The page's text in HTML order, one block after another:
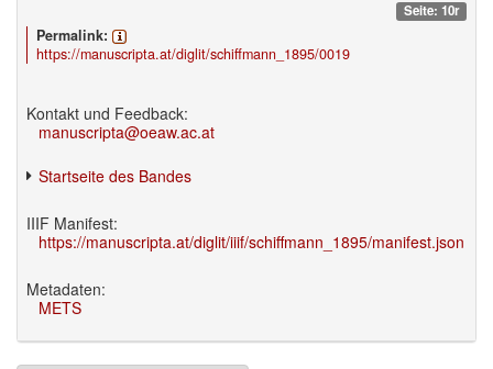
Seite: 10r
Permalink:
https://manuscripta.at/diglit/schiffmann_1895/0019
Kontakt und Feedback:
manuscripta@oeaw.ac.at
Startseite des Bandes
IIIF Manifest:
https://manuscripta.at/diglit/iiif/schiffmann_1895/manifest.json
Metadaten:
METS